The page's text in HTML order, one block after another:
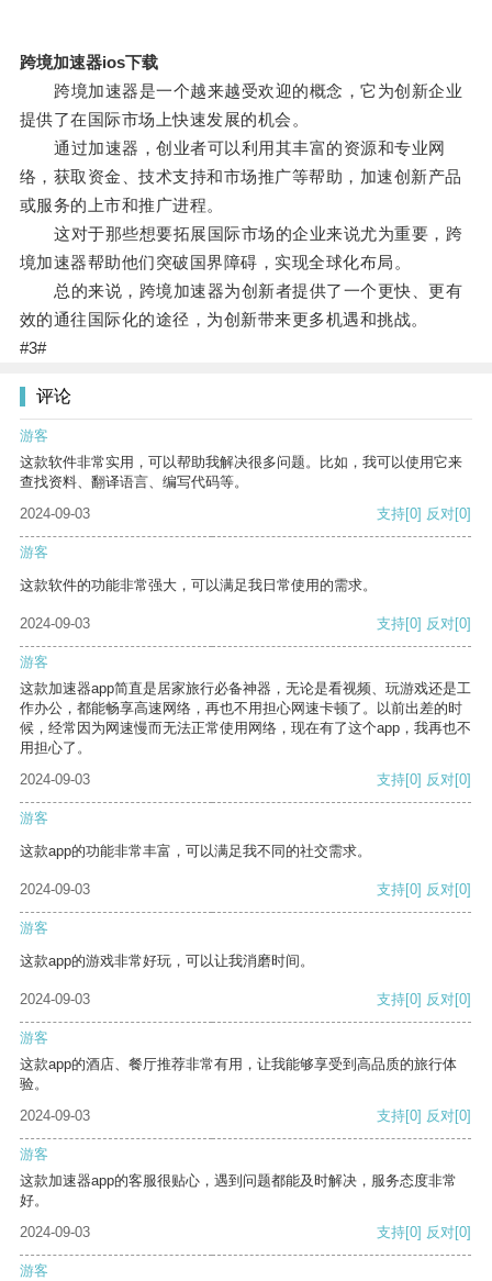
跨境加速器ios下载
跨境加速器是一个越来越受欢迎的概念，它为创新企业
提供了在国际市场上快速发展的机会。
通过加速器，创业者可以利用其丰富的资源和专业网
络，获取资金、技术支持和市场推广等帮助，加速创新产品
或服务的上市和推广进程。
这对于那些想要拓展国际市场的企业来说尤为重要，跨
境加速器帮助他们突破国界障碍，实现全球化布局。
总的来说，跨境加速器为创新者提供了一个更快、更有
效的通往国际化的途径，为创新带来更多机遇和挑战。
#3#
评论
游客
这款软件非常实用，可以帮助我解决很多问题。比如，我可以使用它来
查找资料、翻译语言、编写代码等。
2024-09-03
支持[0] 反对[0]
游客
这款软件的功能非常强大，可以满足我日常使用的需求。
2024-09-03 支持[0] 反对[0]
游客
这款加速器app简直是居家旅行必备神器，无论是看视频、玩游戏还是工
作办公，都能畅享高速网络，再也不用担心网速卡顿了。以前出差的时
候，经常因为网速慢而无法正常使用网络，现在有了这个app，我再也不
用担心了。
2024-09-03
支持[0] 反对[0]
游客
这款app的功能非常丰富，可以满足我不同的社交需求。
2024-09-03 支持[0] 反对[0]
游客
这款app的游戏非常好玩，可以让我消磨时间。
2024-09-03 支持[0] 反对[0]
游客
这款app的酒店、餐厅推荐非常有用，让我能够享受到高品质的旅行体
验。
2024-09-03
支持[0] 反对[0]
游客
这款加速器app的客服很贴心，遇到问题都能及时解决，服务态度非常
好。
2024-09-03
支持[0] 反对[0]
游客